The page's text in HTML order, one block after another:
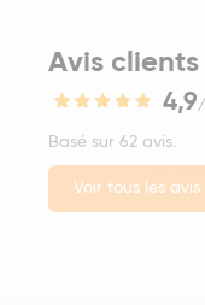
Avis clients
4,9/
Basé sur 62 avis.
Voir tous les avis